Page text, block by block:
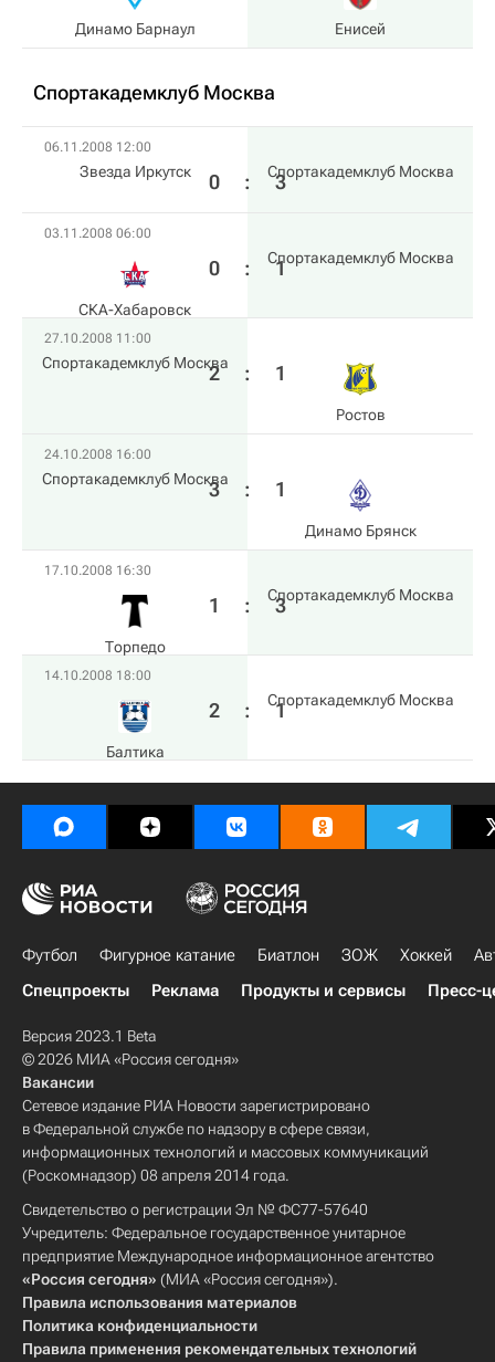
Динамо Барнаул Енисей
Спортакадемклуб Москва
06.11.2008 12:00
Звезда Иркутск 0 : 3
Спортакадемклуб Москва
03.11.2008 06:00
СКА-Хабаровск
0 : 1
Спортакадемклуб Москва
27.10.2008 11:00
Спортакадемклуб Москва
2 : 1
Ростов
24.10.2008 16:00
Спортакадемклуб Москва
3 : 1
Динамо Брянск
17.10.2008 16:30
Торпедо
1 : 3
Спортакадемклуб Москва
14.10.2008 18:00
Балтика
2 : 1
Спортакадемклуб Москва
Футбол Фигурное катание Биатлон ЗОЖ Хоккей
Спецпроекты
Реклама Продукты и сервисы Пресс-
Версия 2023.1 Beta
© 2026 МИА «Россия сегодня»
Вакансии
Сетевое издание РИА Новости зарегистрировано
в Федеральной службе по надзору в сфере связи,
информационных технологий и массовых коммуникаций
(Роскомнадзор) 08 апреля 2014 года.
Свидетельство о регистрации Эл № ФС77-57640
Учредитель: Федеральное государственное унитарное
предприятие Международное информационное агентство
«Россия сегодня» (МИА «Россия сегодня»).
Правила использования материалов
Политика конфиденциальности
Правила применения рекомендательных технологий